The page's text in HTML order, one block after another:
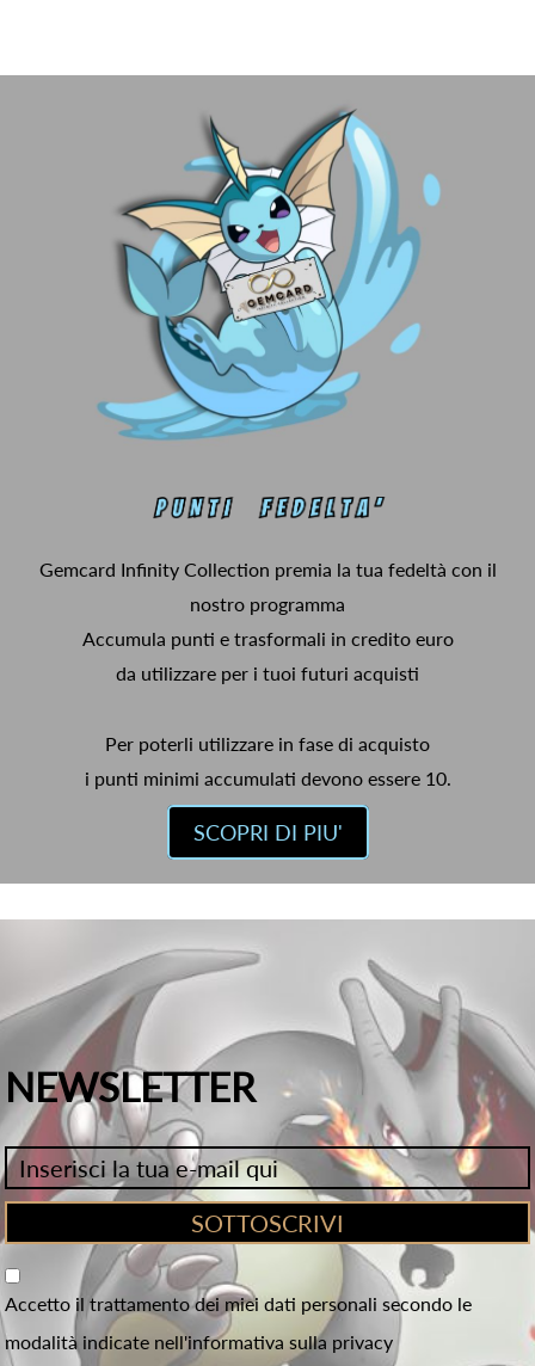
Gemcard Infinity Collection premia la tua fedeltà con il
nostro programma
Accumula punti e trasformali in credito euro
da utilizzare per i tuoi futuri acquisti
Per poterli utilizzare in fase di acquisto
i punti minimi accumulati devono essere 10.
SCOPRI DI PIU'
NEWSLETTER
Accetto il trattamento dei miei dati personali secondo le
modalità indicate nell'informativa sulla privacy